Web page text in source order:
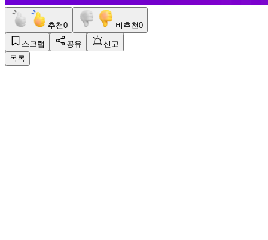
추천0 비추천0
스크랩 공유
신고
목록